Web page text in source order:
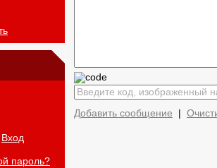
Вход
пароль?
Добавить сообщение